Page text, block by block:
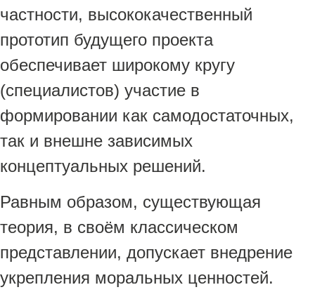
частности, высококачественный
прототип будущего проекта
обеспечивает широкому кругу
(специалистов) участие в
формировании как самодостаточных,
так и внешне зависимых
концептуальных решений.
Равным образом, существующая
теория, в своём классическом
представлении, допускает внедрение
укрепления моральных ценностей.